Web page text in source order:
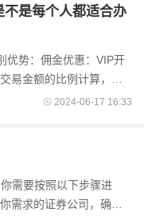
是每个人都适合办
优势：佣金优惠：VIP开
易金额的比例计算，相
受更低的股票交易佣金
2024-06-17 16:33
需要按照以下步骤进
需求的证券公司，确认